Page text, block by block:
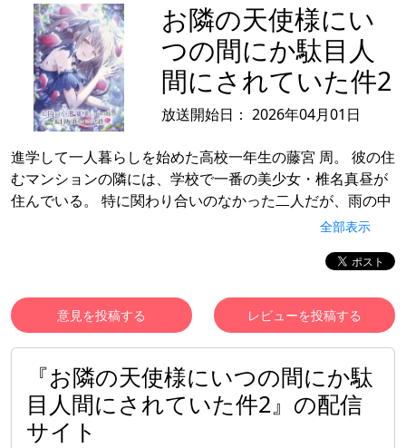
お隣の天使様にい
つの間にか駄目人
間にされていた件2
放送開始日： 2026年04月01日
進学して一人暮らしを始めた高校一年生の藤宮 周。 彼の住
むマンションの隣には、学校で一番の美少女・椎名真昼が
住んでいる。 特に関わり合いのなかった二人だが、雨の中
ずぶ濡れになった彼女に傘を貸したことから、不思議な交
食事をつくり、部屋を掃除し、なにかと世話を焼く真昼。
を通わせていく。 これは、可愛らしい隣人との、甘くて焦
れったい恋の物語――。
全部表示
意見を投稿する レビューを投稿する
『お隣の天使様にいつの間にか駄
目人間にされていた件2』の配信
サイト